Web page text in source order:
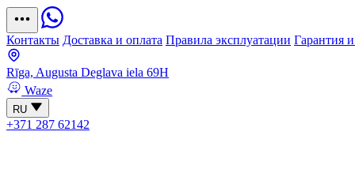
Контакты Доставка и оплата Правила эксплуатации Гарантия
Rīga, Augusta Deglava iela 69H
Waze
RU
+371 287 62142